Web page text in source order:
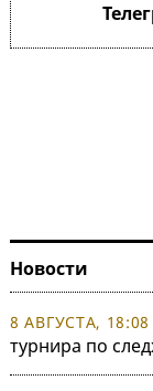
Новости
8 АВГУСТА, 18:08
турнира по